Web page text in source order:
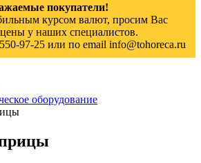
покупатели!
курсом валют, просим Вас
у наших специалистов.
97-25 или по email info@tohoreca.ru
оборудование